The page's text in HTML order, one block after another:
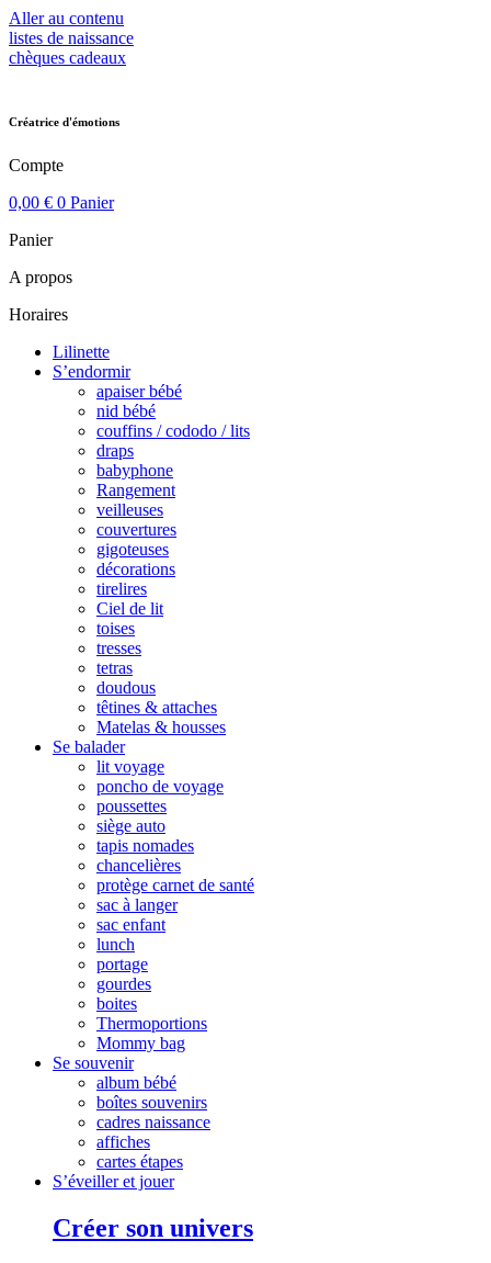
Aller au contenu
listes de naissance
chèques cadeaux
Créatrice d'émotions
Compte
0,00 € 0 Panier
Panier
A propos
Horaires
Lilinette
S’endormir
apaiser bébé
nid bébé
couffins / cododo / lits
draps
babyphone
Rangement
veilleuses
couvertures
gigoteuses
décorations
tirelires
Ciel de lit
toises
tresses
tetras
doudous
têtines & attaches
Matelas & housses
Se balader
lit voyage
poncho de voyage
poussettes
siège auto
tapis nomades
chancelières
protège carnet de santé
sac à langer
sac enfant
lunch
portage
gourdes
boites
Thermoportions
Mommy bag
Se souvenir
album bébé
boîtes souvenirs
cadres naissance
affiches
cartes étapes
S’éveiller et jouer
Créer son univers